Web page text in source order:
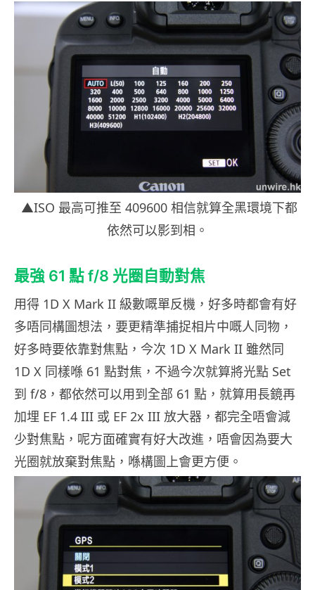
▲ISO 最高可推至 409600 相信就算全黑環境下都
依然可以影到相。
最強 61 點 f/8 光圈自動對焦
用得 1D X Mark II 級數嘅單反機，好多時都會有好
多唔同構圖想法，要更精準捕捉相片中嘅人同物，
好多時要依靠對焦點，今次 1D X Mark II 雖然同
1D X 同樣喺 61 點對焦，不過今次就算將光點 Set
到 f/8，都依然可以用到全部 61 點，就算用長鏡再
加埋 EF 1.4 III 或 EF 2x III 放大器，都完全唔會減
少對焦點，呢方面確實有好大改進，唔會因為要大
光圈就放棄對焦點，喺構圖上會更方便。